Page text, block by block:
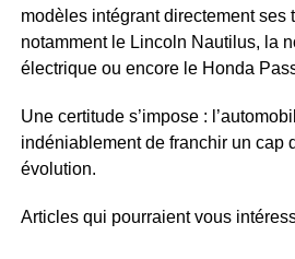
modèles intégrant directement ses
notamment le Lincoln Nautilus, la
électrique ou encore le Honda
Une certitude s’impose :
indéniablement de franchir un cap
évolution.
Articles qui pourraient vous